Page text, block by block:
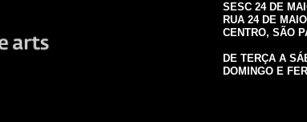
SESC 24 DE
RUA 24 DE
CENTRO, SÃO
DE TERÇA A
DOMINGO E